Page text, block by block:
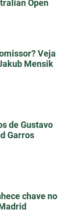
Open
Veja
Mensik
de Gustavo
Garros
chave no